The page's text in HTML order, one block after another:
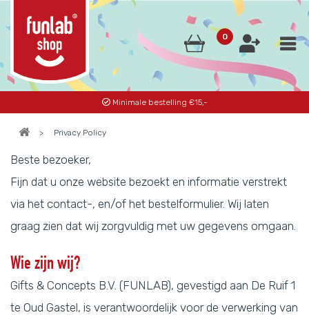
0
Minimale bestelling €15,-
> Privacy Policy
Beste bezoeker,
Fijn dat u onze website bezoekt en informatie verstrekt
via het contact-, en/of het bestelformulier. Wij laten
graag zien dat wij zorgvuldig met uw gegevens omgaan.
Wie zijn wij?
Gifts & Concepts B.V. (FUNLAB), gevestigd aan De Ruif 1
te Oud Gastel, is verantwoordelijk voor de verwerking van